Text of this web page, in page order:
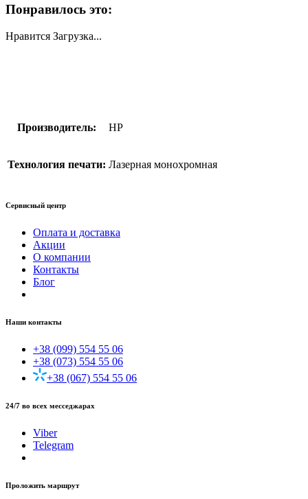
Понравилось это:
Нравится Загрузка...
Производитель: HP
Технология печати: Лазерная монохромная
Сервисный центр
Оплата и доставка
Акции
О компании
Контакты
Блог
Наши контакты
+38 (099) 554 55 06
+38 (073) 554 55 06
+38 (067) 554 55 06
24/7 во всех месседжарах
Viber
Telegram
Проложить маршрут